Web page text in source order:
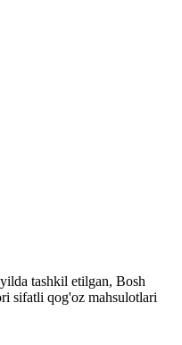
tashkil etilgan, Bosh
sifatli qog'oz mahsulotlari